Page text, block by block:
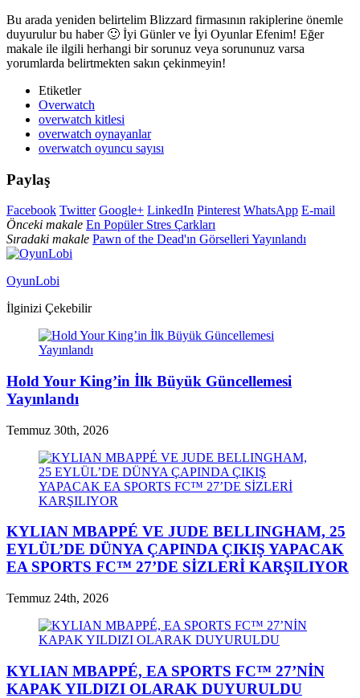
Bu arada yeniden belirtelim Blizzard firmasının rakiplerine önemle
duyurulur bu haber 🙂 İyi Günler ve İyi Oyunlar Efenim! Eğer
makale ile ilgili herhangi bir sorunuz veya sorununuz varsa
yorumlarda belirtmekten sakın çekinmeyin!
Etiketler
Overwatch
overwatch kitlesi
overwatch oynayanlar
overwatch oyuncu sayısı
Paylaş
Facebook Twitter Google+ LinkedIn Pinterest WhatsApp E-mail
Önceki makale En Popüler Stres Çarkları
Sıradaki makale Pawn of the Dead'ın Görselleri Yayınlandı
OyunLobi
İlginizi Çekebilir
Hold Your King’in İlk Büyük Güncellemesi
Yayınlandı
Temmuz 30th, 2026
KYLIAN MBAPPÉ VE JUDE BELLINGHAM, 25
EYLÜL’DE DÜNYA ÇAPINDA ÇIKIŞ YAPACAK
EA SPORTS FC™ 27’DE SİZLERİ KARŞILIYOR
Temmuz 24th, 2026
KYLIAN MBAPPÉ, EA SPORTS FC™ 27’NİN
KAPAK YILDIZI OLARAK DUYURULDU